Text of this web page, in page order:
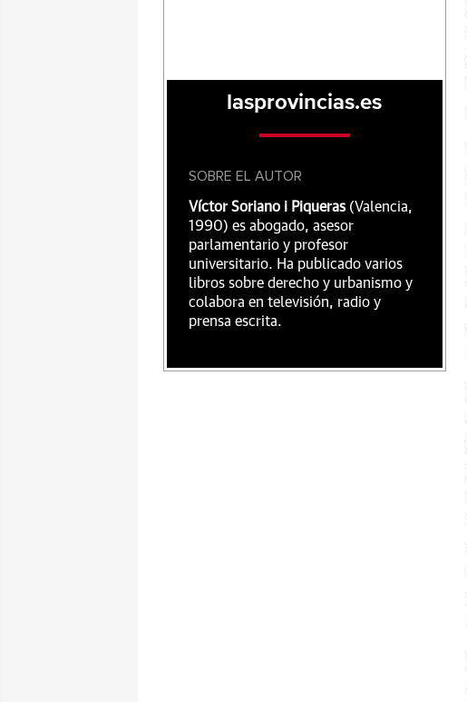
lasprovincias.es
SOBRE EL AUTOR
Víctor Soriano i Piqueras (Valencia,
1990) es abogado, asesor
parlamentario y profesor
universitario. Ha publicado varios
libros sobre derecho y urbanismo y
colabora en televisión, radio y
prensa escrita.